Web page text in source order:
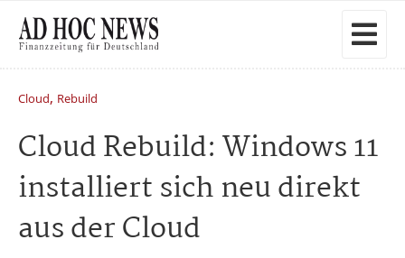
Cloud, Rebuild
Cloud Rebuild: Windows 11
installiert sich neu direkt
aus der Cloud